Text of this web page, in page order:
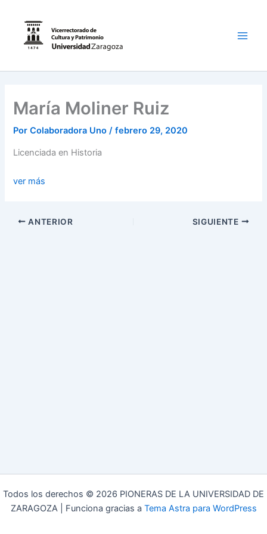
contenido
María Moliner Ruiz
PorColaboradora Uno/febrero 29, 2020
Licenciada en Historia
ver más
ANTERIOR SIGUIENTE
Todos los derechos © 2026 PIONERAS DE LA UNIVERSIDAD DE
ZARAGOZA | Funciona gracias a Tema Astra para WordPress